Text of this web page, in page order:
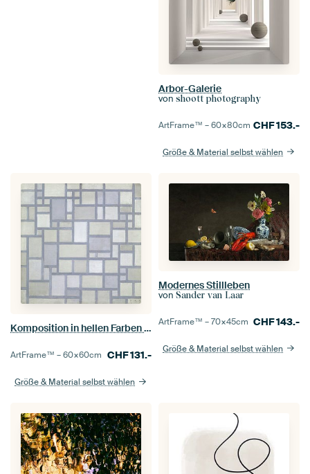
Arbor-Galerie
von shoott photography
ArtFrame™ –60×80cm CHF153.-
Größe & Material selbst wählen
Komposition in hellen Farben mit grauen Linien, Piet Mondrian
ArtFrame™ –60×60cm CHF131.-
Größe & Material selbst wählen
Modernes Stillleben
von Sander van Laar
ArtFrame™ –70×45cm CHF143.-
Größe & Material selbst wählen